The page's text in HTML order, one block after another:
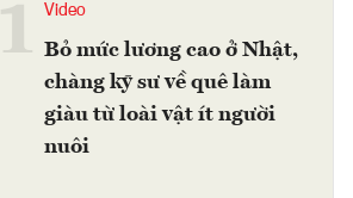
Video
Bỏ mức lương cao ở Nhật,
chàng kỹ sư về quê làm
giàu từ loài vật ít người
nuôi